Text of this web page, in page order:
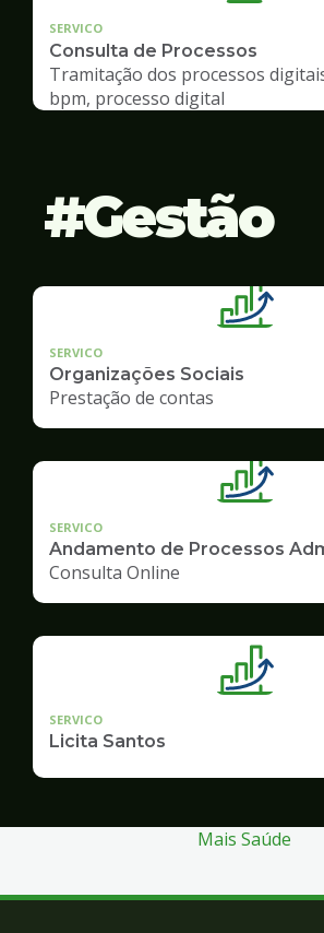
SERVICO
Consulta de Processos
Tramitação dos processos
bpm, processo digital
Gestão
SERVICO
Organizações Sociais
Prestação de contas
SERVICO
Andamento de Processos
Consulta Online
SERVICO
Licita Santos
Mais Saúde